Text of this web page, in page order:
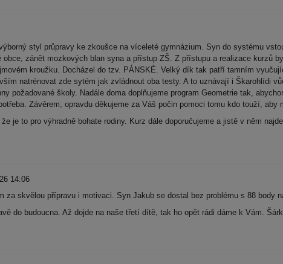
styl průpravy ke zkoušce na víceleté gymnázium. Syn do systému
obce, zánět mozkových blan syna a přístup ZŠ. Z přístupu a realizace kurzů
kroužku. Docházel do tzv. PÁNSKÉ. Velký dík tak patří tamním
natrénovat zde sytém jak zvládnout oba testy. A to uznávají i Škarohlídi
požadované školy. Nadále doma doplňujeme program Geometrie tak,
Závěrem, opravdu děkujeme za Váš počin pomoci tomu kdo touží,
je to pro výhradně bohate rodiny. Kurz dále doporučujeme a jistě v něm
14:06
za skvělou přípravu i motivaci. Syn Jakub se dostal bez problému s 88
do budoucna. Až dojde na naše třetí dítě, tak ho opět rádi dáme k Vám.